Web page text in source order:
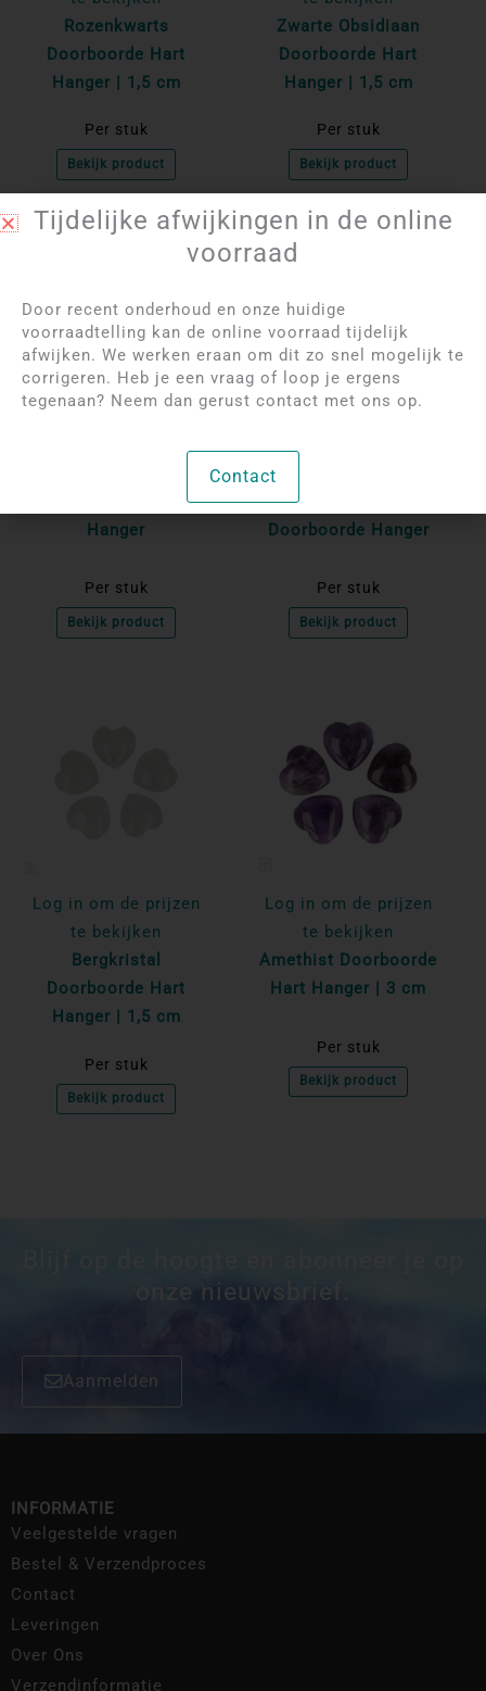
Rozenkwarts
Doorboorde Hart
Hanger | 1,5 cm
Per stuk
Bekijk product
Zwarte Obsidiaan
Doorboorde Hart
Hanger | 1,5 cm
Per stuk
Bekijk product
NIET OP VOORRAAD
Rhodoniet Doorboorde
Hanger
Per stuk
Bekijk product
Limoniet Kwarts
Doorboorde Hanger
Per stuk
Bekijk product
Log in om de prijzen
te bekijken
Bergkristal
Doorboorde Hart
Hanger | 1,5 cm
Per stuk
Bekijk product
Log in om de prijzen
te bekijken
Amethist Doorboorde
Hart Hanger | 3 cm
Per stuk
Bekijk product
onze nieuwsbrief:
Aanmelden
INFORMATIE
Veelgestelde vragen
Bestel & Verzendproces
Contact
Leveringen
Over Ons
Verzendinformatie
Tijdelijke afwijkingen in de online
voorraad
Door recent onderhoud en onze huidige
voorraadtelling kan de online voorraad tijdelijk
afwijken. We werken eraan om dit zo snel mogelijk te
corrigeren. Heb je een vraag of loop je ergens
tegenaan? Neem dan gerust contact met ons op.
Contact